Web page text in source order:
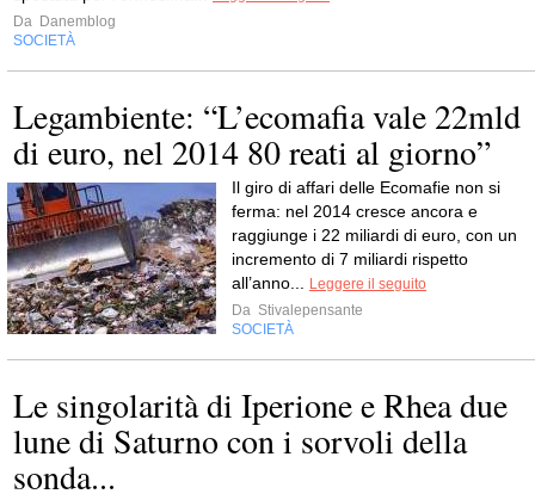
Da Danemblog
SOCIETÀ
Legambiente: “L’ecomafia vale 22mld
di euro, nel 2014 80 reati al giorno”
Il giro di affari delle Ecomafie non si
ferma: nel 2014 cresce ancora e
raggiunge i 22 miliardi di euro, con un
incremento di 7 miliardi rispetto
all’anno...
Leggere il seguito
Da Stivalepensante
SOCIETÀ
Le singolarità di Iperione e Rhea due
lune di Saturno con i sorvoli della
sonda...